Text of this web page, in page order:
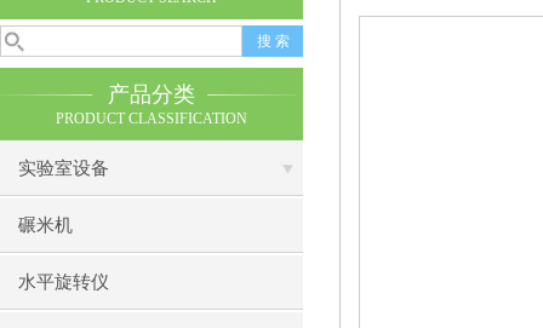
产品分类
PRODUCT CLASSIFICATION
实验室设备
碾米机
水平旋转仪